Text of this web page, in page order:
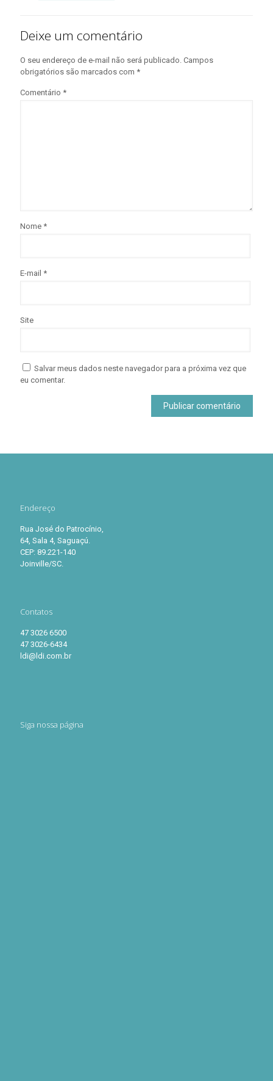
Deixe um comentário
O seu endereço de e-mail não será publicado. Campos
obrigatórios são marcados com *
Comentário *
Nome *
E-mail *
Site
Salvar meus dados neste navegador para a próxima vez que
eu comentar.
Endereço
Rua José do Patrocínio,
64, Sala 4, Saguaçú.
CEP: 89.221-140
Joinville/SC.
Contatos
47 3026 6500
47 3026-6434
ldi@ldi.com.br
Siga nossa página